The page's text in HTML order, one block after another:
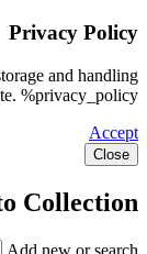
Privacy Policy
and handling
%privacy_policy%
Accept
Close
Collection
Add new or search